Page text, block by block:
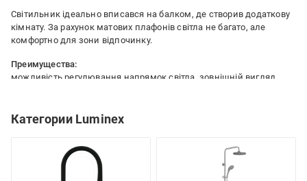
Світильник ідеально вписався на балком, де створив додаткову
кімнату. За рахунок матових плафонів світла не багато, але
комфортно для зони відпочинку.
Преимущества:
можливість регулювання напрямок світла, зовнішній вигляд
ціна
Категории Luminex